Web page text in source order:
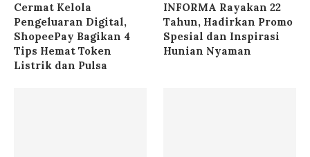
Cermat Kelola
Pengeluaran Digital,
ShopeePay Bagikan 4
Tips Hemat Token
Listrik dan Pulsa
INFORMA Rayakan 22
Tahun, Hadirkan Promo
Spesial dan Inspirasi
Hunian Nyaman